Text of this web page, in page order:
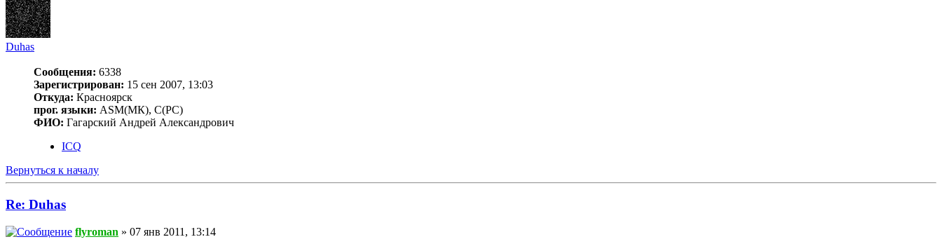
Duhas
Сообщения: 6338
Зарегистрирован: 15 сен 2007, 13:03
Откуда: Красноярск
прог. языки: ASM(МК), C(PC)
ФИО: Гагарский Андрей Александрович
ICQ
Вернуться к началу
Re: Duhas
flyroman » 07 янв 2011, 13:14